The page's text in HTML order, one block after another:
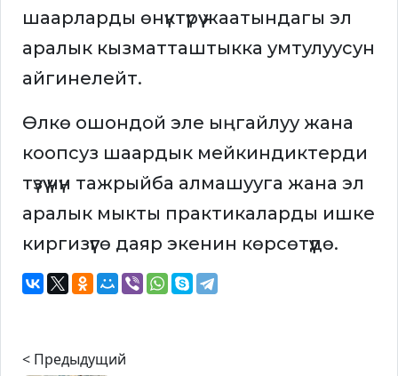
шаарларды өнүктүрүү жаатындагы эл
аралык кызматташтыкка умтулуусун
айгинелейт.
Өлкө ошондой эле ыңгайлуу жана
коопсуз шаардык мейкиндиктерди
түзүү үчүн тажрыйба алмашууга жана эл
аралык мыкты практикаларды ишке
киргизүүгө даяр экенин көрсөтүүдө.
< Предыдущий